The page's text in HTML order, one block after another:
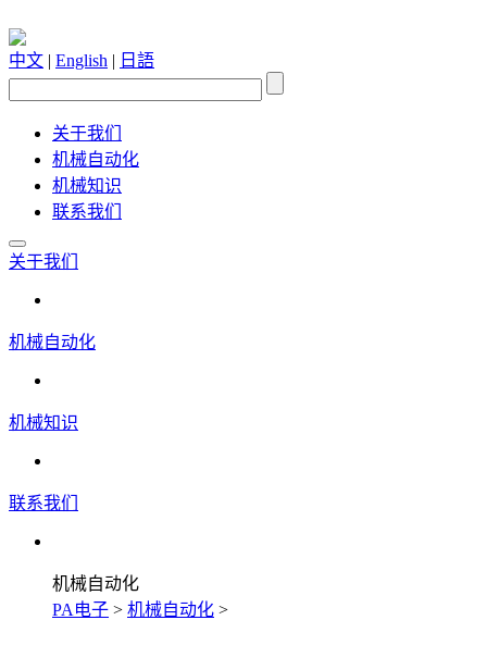
中文 | English | 日語
关于我们
机械自动化
机械知识
联系我们
关于我们
机械自动化
机械知识
联系我们
机械自动化
PA电子 > 机械自动化 >